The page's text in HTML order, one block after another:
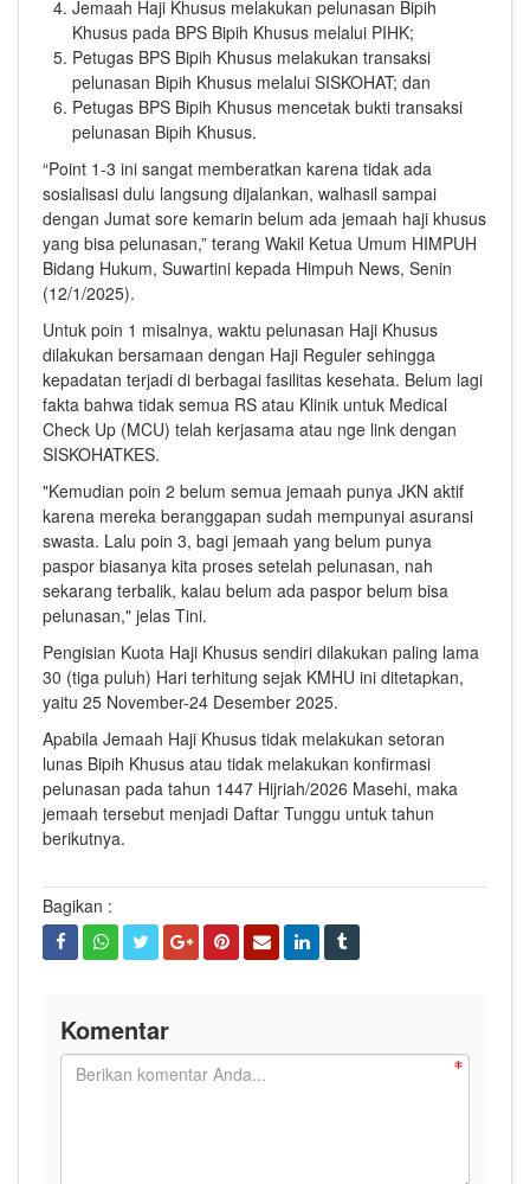
Jemaah Haji Khusus melakukan pelunasan Bipih
Khusus pada BPS Bipih Khusus melalui PIHK;
Petugas BPS Bipih Khusus melakukan transaksi
pelunasan Bipih Khusus melalui SISKOHAT; dan
Petugas BPS Bipih Khusus mencetak bukti transaksi
pelunasan Bipih Khusus.
“Point 1-3 ini sangat memberatkan karena tidak ada
sosialisasi dulu langsung dijalankan, walhasil sampai
dengan Jumat sore kemarin belum ada jemaah haji khusus
yang bisa pelunasan,” terang Wakil Ketua Umum HIMPUH
Bidang Hukum, Suwartini kepada Himpuh News, Senin
(12/1/2025).
Untuk poin 1 misalnya, waktu pelunasan Haji Khusus
dilakukan bersamaan dengan Haji Reguler sehingga
kepadatan terjadi di berbagai fasilitas kesehata. Belum lagi
fakta bahwa tidak semua RS atau Klinik untuk Medical
Check Up (MCU) telah kerjasama atau nge link dengan
SISKOHATKES.
"Kemudian poin 2 belum semua jemaah punya JKN aktif
karena mereka beranggapan sudah mempunyai asuransi
swasta. Lalu poin 3, bagi jemaah yang belum punya
paspor biasanya kita proses setelah pelunasan, nah
sekarang terbalik, kalau belum ada paspor belum bisa
pelunasan," jelas Tini.
Pengisian Kuota Haji Khusus sendiri dilakukan paling lama
30 (tiga puluh) Hari terhitung sejak KMHU ini ditetapkan,
yaitu 25 November-24 Desember 2025.
Apabila Jemaah Haji Khusus tidak melakukan setoran
lunas Bipih Khusus atau tidak melakukan konfirmasi
pelunasan pada tahun 1447 Hijriah/2026 Masehi, maka
jemaah tersebut menjadi Daftar Tunggu untuk tahun
berikutnya.
Bagikan :
Komentar